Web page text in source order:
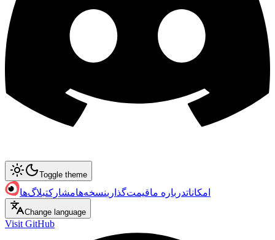
Toggle theme
امکاناتدرباره ماقیمت‌گذارینسخه‌هامشارکتبلاگ‌ها
Change language
Visit GitHub